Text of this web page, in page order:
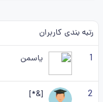
رتبه بندی کاربران
1 یاسمن
2
[&*]